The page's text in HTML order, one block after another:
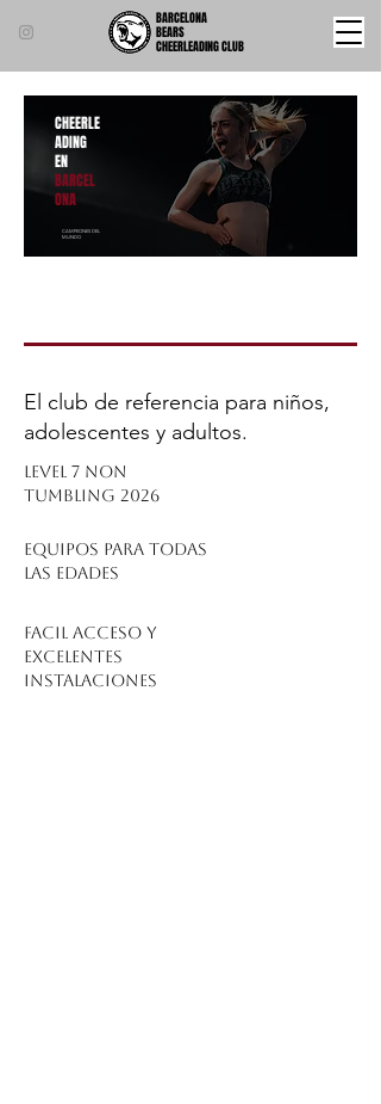
BARCELONA
BEARS
CHEERLEADING CLUB
CHEERLE
ADING
EN
BARCEL
ONA
CAMPEONES DEL
MUNDO
El club de referencia para niños,
adolescentes y adultos.
LEVEL 7 NON
TUMBLING 2026
Equipos para todas
las edades
facil acceso y
excelentes
instalaciones